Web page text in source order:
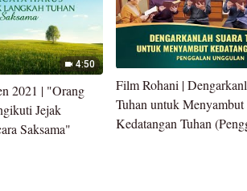
Engkau semua sudah
pertanyaan-pertanyaan tersebut
apa hasilnya? Di manakah
diri? Di manakah jejak kaki
engkau semua mendapatkan
orang akan menjawab seperti
4:50
2021 | "Orang
Jejak
Saksama"
Film Rohani |
Tuhan untuk Menyambut
Kedatangan Tuhan